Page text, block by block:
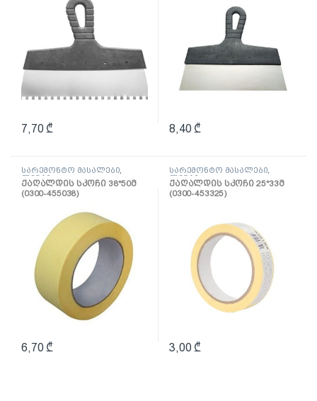
7,70 ₾ 8,40 ₾
სარემონტო მასალები
ლენტი
ქაღალდის სკოჩი 38*50მ
(0300-455038)
6,70 ₾
სარემონტო მასალები
ლენტი
ქაღალდის სკოჩი 25*33მ
(0300-453325)
3,00 ₾